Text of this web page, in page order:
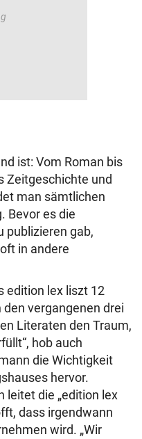
ist: Vom Roman bis
Zeitgeschichte und
man sämtlichen
Bevor es die
publizieren gab,
in andere
edition lex liszt 12
vergangenen drei
Literaten den Traum,
hob auch
die Wichtigkeit
hervor.
leitet die „edition lex
dass irgendwann
wird. „Wir